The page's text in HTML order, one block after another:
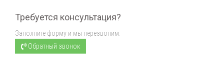
Требуется консультация?
Заполните форму и мы перезвоним.
Обратный звонок